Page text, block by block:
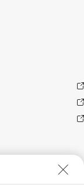
ーンによるキャ
額が合計15,000
はございませ
の契約の一部に
合、理由の如何
らず、当該取消
の契約について